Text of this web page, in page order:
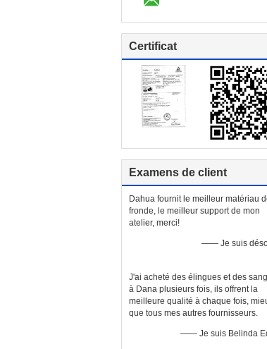
Certificat
Examens de client
Dahua fournit le meilleur matériau
fronde, le meilleur support de mon
atelier, merci!
—— Je suis
J'ai acheté des élingues et des
à Dana plusieurs fois, ils offrent la
meilleure qualité à chaque fois,
que tous mes autres fournisseurs.
—— Je suis Belinda